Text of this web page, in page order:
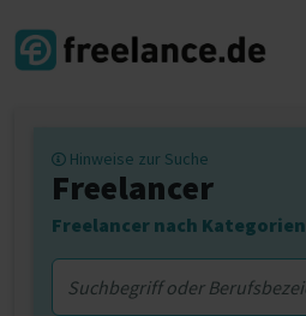
Hinweise zur Suche
Freelancer
Freelancer nach Kategorien